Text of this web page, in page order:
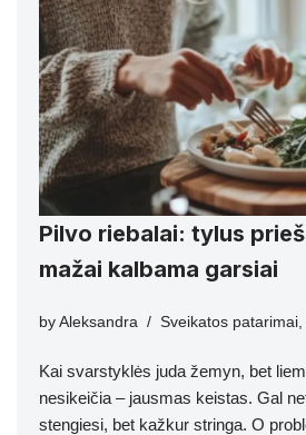
Pilvo riebalai: tylus
mažai kalbama garsiai
by Aleksandra Sveikatos patarimai
Kai svarstyklės juda žemyn, bet
nesikeičia – jausmas keistas. Gal
stengiesi, bet kažkur stringa. O